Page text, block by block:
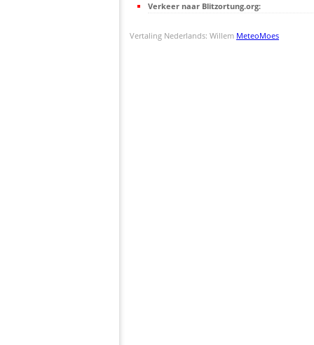
Verkeer naar Blitzortung.org:
Vertaling Nederlands: Willem MeteoMoes